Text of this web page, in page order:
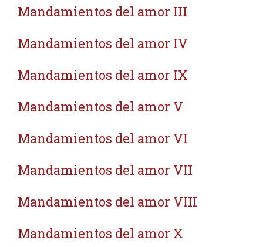
Mandamientos del amor III
Mandamientos del amor IV
Mandamientos del amor IX
Mandamientos del amor V
Mandamientos del amor VI
Mandamientos del amor VII
Mandamientos del amor VIII
Mandamientos del amor X